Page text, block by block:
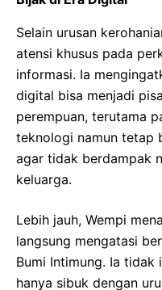
Selain urusan
atensi khusus pada
informasi. Ia
digital bisa menjadi
perempuan, terutama
teknologi namun tetap
agar tidak berdampak
keluarga.
Lebih jauh, Wempi
langsung mengatasi
Bumi Intimung. Ia tidak
hanya sibuk dengan